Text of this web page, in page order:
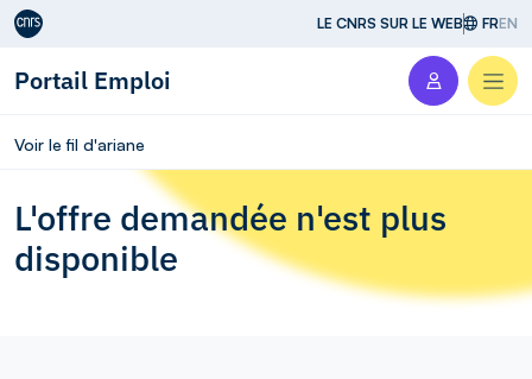
Aller au contenu LE CNRS SUR LE WEB FREN
Portail Emploi
Voir le fil d'ariane
L'offre demandée n'est plus
disponible